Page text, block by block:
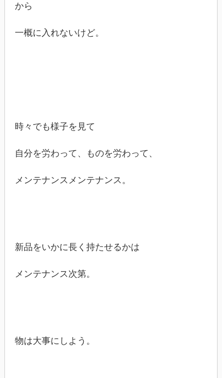
から
一概に入れないけど。
時々でも様子を見て
自分を労わって、ものを労わって、
メンテナンスメンテナンス。
新品をいかに長く持たせるかは
メンテナンス次第。
物は大事にしよう。